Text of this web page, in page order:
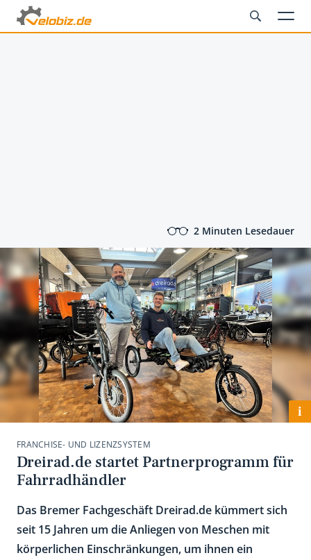
2 Minuten Lesedauer
i
FRANCHISE- UND LIZENZSYSTEM
Dreirad.de startet Partnerprogramm für
Fahrradhändler
Das Bremer Fachgeschäft Dreirad.de kümmert sich
seit 15 Jahren um die Anliegen von Meschen mit
körperlichen Einschränkungen, um ihnen ein